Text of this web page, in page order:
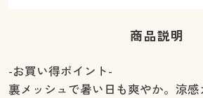
商品説明
-お買い得ポイント-
裏メッシュで暑い日も爽やか。涼